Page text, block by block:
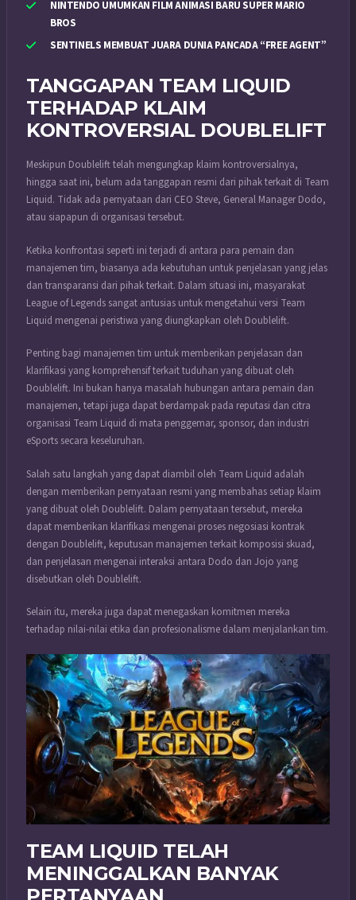
NINTENDO UMUMKAN FILM ANIMASI BARU SUPER MARIO
BROS
SENTINELS MEMBUAT JUARA DUNIA PANCADA “FREE AGENT”
TANGGAPAN TEAM LIQUID
TERHADAP KLAIM
KONTROVERSIAL DOUBLELIFT
Meskipun Doublelift telah mengungkap klaim kontroversialnya,
hingga saat ini, belum ada tanggapan resmi dari pihak terkait di Team
Liquid. Tidak ada pernyataan dari CEO Steve, General Manager Dodo,
atau siapapun di organisasi tersebut.
Ketika konfrontasi seperti ini terjadi di antara para pemain dan
manajemen tim, biasanya ada kebutuhan untuk penjelasan yang jelas
dan transparansi dari pihak terkait. Dalam situasi ini, masyarakat
League of Legends sangat antusias untuk mengetahui versi Team
Liquid mengenai peristiwa yang diungkapkan oleh Doublelift.
Penting bagi manajemen tim untuk memberikan penjelasan dan
klarifikasi yang komprehensif terkait tuduhan yang dibuat oleh
Doublelift. Ini bukan hanya masalah hubungan antara pemain dan
manajemen, tetapi juga dapat berdampak pada reputasi dan citra
organisasi Team Liquid di mata penggemar, sponsor, dan industri
eSports secara keseluruhan.
Salah satu langkah yang dapat diambil oleh Team Liquid adalah
dengan memberikan pernyataan resmi yang membahas setiap klaim
yang dibuat oleh Doublelift. Dalam pernyataan tersebut, mereka
dapat memberikan klarifikasi mengenai proses negosiasi kontrak
dengan Doublelift, keputusan manajemen terkait komposisi skuad,
dan penjelasan mengenai interaksi antara Dodo dan Jojo yang
disebutkan oleh Doublelift.
Selain itu, mereka juga dapat menegaskan komitmen mereka
terhadap nilai-nilai etika dan profesionalisme dalam menjalankan tim.
TEAM LIQUID TELAH
MENINGGALKAN BANYAK